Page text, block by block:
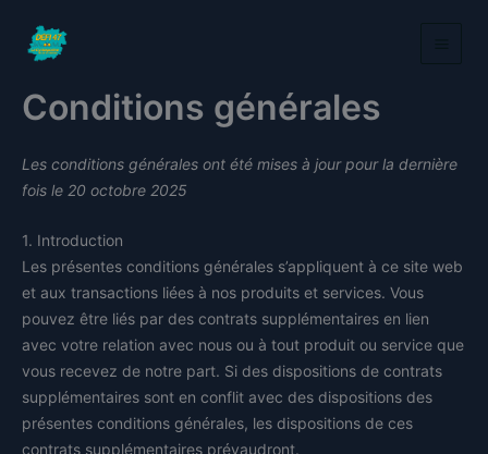
contenu
Conditions générales
Les conditions générales ont été mises à jour pour la dernière
fois le 20 octobre 2025
1. Introduction
Les présentes conditions générales s’appliquent à ce site web
et aux transactions liées à nos produits et services. Vous
pouvez être liés par des contrats supplémentaires en lien
avec votre relation avec nous ou à tout produit ou service que
vous recevez de notre part. Si des dispositions de contrats
supplémentaires sont en conflit avec des dispositions des
présentes conditions générales, les dispositions de ces
contrats supplémentaires prévaudront.